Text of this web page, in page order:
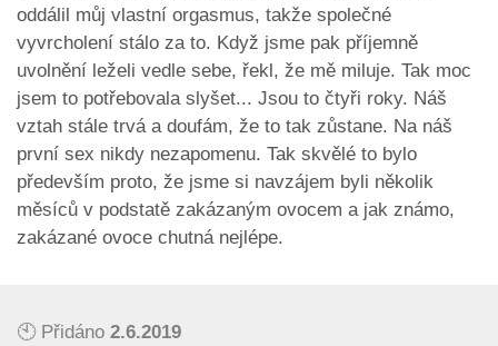
oddálil můj vlastní orgasmus, takže společné
vyvrcholení stálo za to. Když jsme pak příjemně
uvolnění leželi vedle sebe, řekl, že mě miluje. Tak moc
jsem to potřebovala slyšet... Jsou to čtyři roky. Náš
vztah stále trvá a doufám, že to tak zůstane. Na náš
první sex nikdy nezapomenu. Tak skvělé to bylo
především proto, že jsme si navzájem byli několik
měsíců v podstatě zakázaným ovocem a jak známo,
zakázané ovoce chutná nejlépe.
🕙 Přidáno 2.6.2019